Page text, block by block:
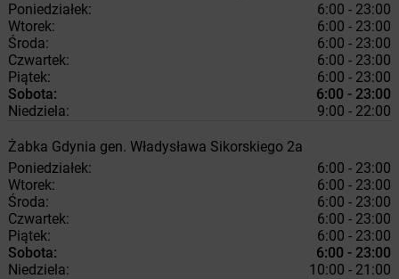
Poniedziałek:
6:00 - 23:00
Wtorek:
6:00 - 23:00
Środa:
6:00 - 23:00
Czwartek:
6:00 - 23:00
Piątek:
6:00 - 23:00
Sobota:
6:00 - 23:00
Niedziela:
9:00 - 22:00
Żabka Gdynia gen. Władysława Sikorskiego 2a
Poniedziałek:
6:00 - 23:00
Wtorek:
6:00 - 23:00
Środa:
6:00 - 23:00
Czwartek:
6:00 - 23:00
Piątek:
6:00 - 23:00
Sobota:
6:00 - 23:00
Niedziela:
10:00 - 21:00